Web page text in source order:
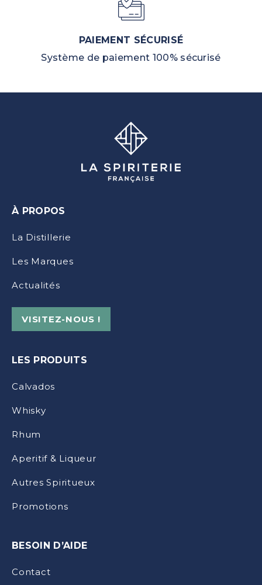
PAIEMENT SÉCURISÉ
Système de paiement 100% sécurisé
À PROPOS
La Distillerie
Les Marques
Actualités
VISITEZ-NOUS !
LES PRODUITS
Calvados
Whisky
Rhum
Aperitif & Liqueur
Autres Spiritueux
Promotions
BESOIN D’AIDE
Contact